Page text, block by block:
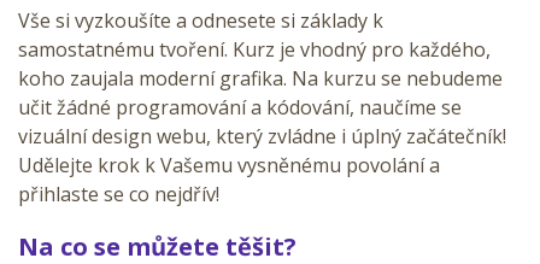
Vše si vyzkoušíte a odnesete si základy k
samostatnému tvoření. Kurz je vhodný pro každého,
koho zaujala moderní grafika. Na kurzu se nebudeme
učit žádné programování a kódování, naučíme se
vizuální design webu, který zvládne i úplný začátečník!
Udělejte krok k Vašemu vysněnému povolání a
přihlaste se co nejdřív!
Na co se můžete těšit?